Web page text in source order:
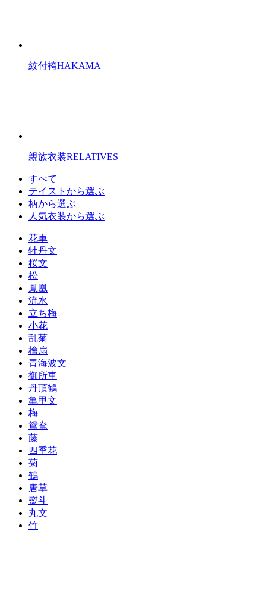
紋付袴HAKAMA
親族衣装RELATIVES
すべて
テイストから選ぶ
柄から選ぶ
人気衣装から選ぶ
花車
牡丹文
桜文
松
鳳凰
流水
立ち梅
小花
乱菊
檜扇
青海波文
御所車
丹頂鶴
亀甲文
梅
鴛鴦
藤
四季花
菊
鶴
唐草
熨斗
丸文
竹